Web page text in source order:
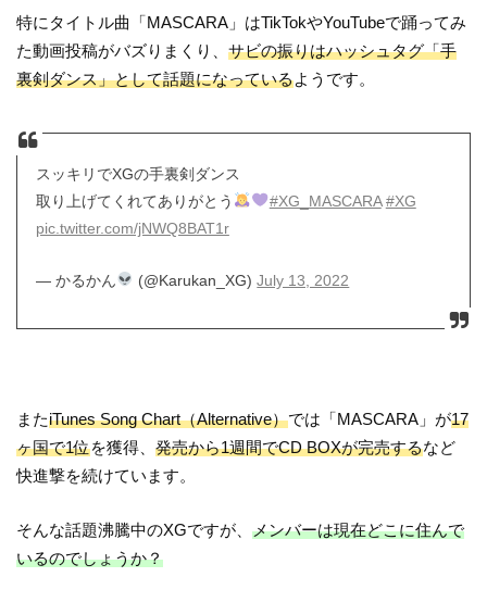
特にタイトル曲「MASCARA」はTikTokやYouTubeで踊ってみ
た動画投稿がバズりまくり、サビの振りはハッシュタグ「手
裏剣ダンス」として話題になっているようです。
スッキリでXGの手裏剣ダンス
取り上げてくれてありがとう
#XG_MASCARA #XG
pic.twitter.com/jNWQ8BAT1r
— かるかん (@Karukan_XG)July 13, 2022
またiTunes Song Chart（Alternative）では「MASCARA」が17
ヶ国で1位を獲得、発売から1週間でCD BOXが完売するなど
快進撃を続けています。
そんな話題沸騰中のXGですが、メンバーは現在どこに住んで
いるのでしょうか？